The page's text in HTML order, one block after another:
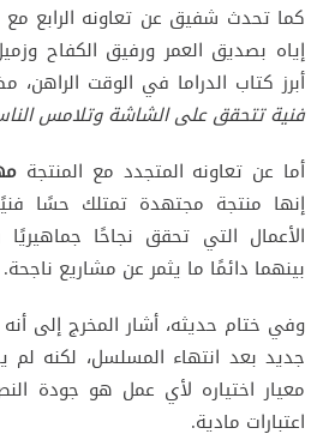
كما تحدث شفيق عن تعاونه الرابع
إياه بصديق العمر ورفيق الكفاح
أبرز كتاب الدراما في الوقت الراهن،
فنية تتحقق على الشاشة وتلامس
أما عن تعاونه المتجدد مع المنتجة
إنها منتجة مجتهدة تمتلك حسًا
الأعمال التي تحقق نجاحًا
بينهما دائمًا ما يثمر عن مشاريع ناجحة.
وفي ختام حديثه، أشار المخرج إلى
جديد بعد انتهاء المسلسل، لكنه لم
معيار اختياره لأي عمل هو جودة
اعتبارات مادية.